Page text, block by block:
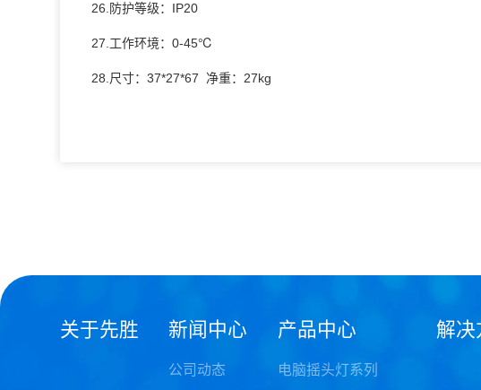
26.防护等级：IP20
27.工作环境：0-45℃
28.尺寸：37*27*67 净重：27kg
关于先胜 新闻中心
公司动态
产品中心
电脑摇头灯系列
解决